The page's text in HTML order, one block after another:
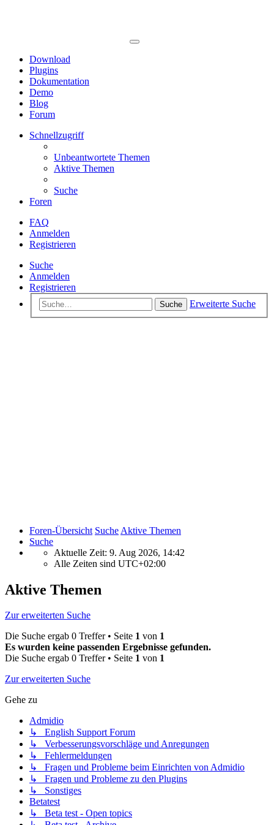
Download
Plugins
Dokumentation
Demo
Blog
Forum
Schnellzugriff
Unbeantwortete Themen
Aktive Themen
Suche
Foren
FAQ
Anmelden
Registrieren
Suche
Anmelden
Registrieren
Suche Erweiterte Suche
Foren-Übersicht Suche Aktive Themen
Suche
Aktuelle Zeit: 9. Aug 2026, 14:42
Alle Zeiten sind UTC+02:00
Aktive Themen
Zur erweiterten Suche
Die Suche ergab 0 Treffer • Seite 1 von 1
Es wurden keine passenden Ergebnisse gefunden.
Die Suche ergab 0 Treffer • Seite 1 von 1
Zur erweiterten Suche
Gehe zu
Admidio
↳ English Support Forum
↳ Verbesserungsvorschläge und Anregungen
↳ Fehlermeldungen
↳ Fragen und Probleme beim Einrichten von Admidio
↳ Fragen und Probleme zu den Plugins
↳ Sonstiges
Betatest
↳ Beta test - Open topics